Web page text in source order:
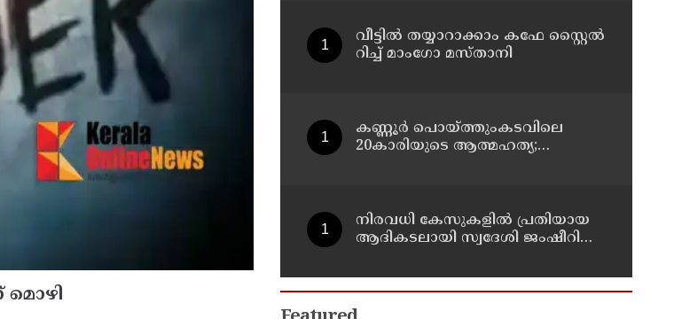
മൊഴി
വീട്ടിൽ തയ്യാറാക്കാം കഫേ സ്റ്റൈൽ
റിച്ച് മാംഗോ മസ്താനി
കണ്ണൂർ പൊയ്ത്തുംകടവിലെ
20കാരിയുടെ ആത്മഹത്യ;
നിരവധി കേസുകളിൽ പ്രതിയായ
ആദികടലായി സ്വദേശി ജംഷീറിനെ